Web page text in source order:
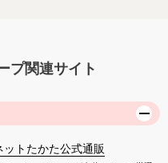
プ関連サイト
ットたかた公式通販